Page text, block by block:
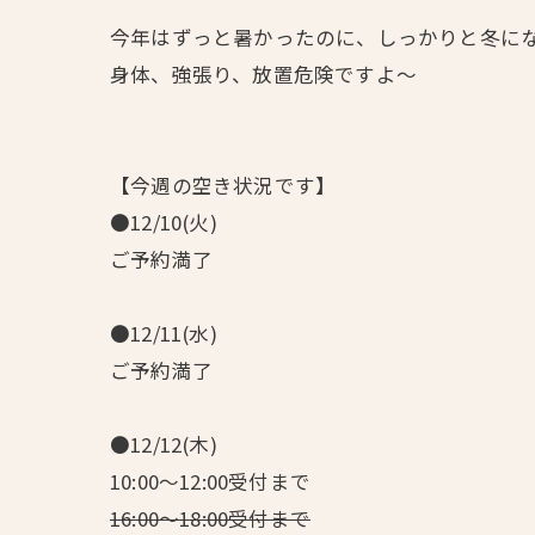
今年はずっと暑かったのに、しっかりと冬に
身体、強張り、放置危険ですよ～
【今週の空き状況です】
●12/10(火)
ご予約満了
●12/11(水)
ご予約満了
●12/12(木)
10:00～12:00受付まで
16:00～18:00受付まで